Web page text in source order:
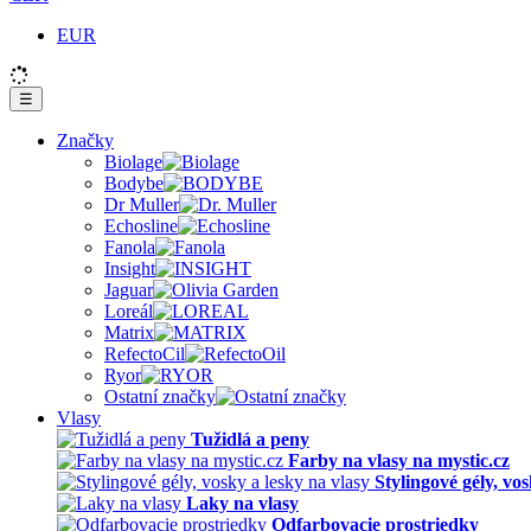
EUR
☰
Značky
Biolage
Bodybe
Dr Muller
Echosline
Fanola
Insight
Jaguar
Loreál
Matrix
RefectoCil
Ryor
Ostatní značky
Vlasy
Tužidlá a peny
Farby na vlasy na mystic.cz
Stylingové gély,
Laky na vlasy
Odfarbovacie prostriedky